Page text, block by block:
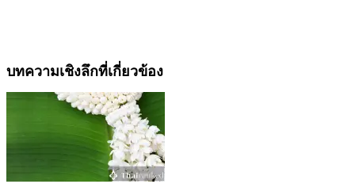
บทความเชิงลึกที่เกี่ยวข้อง